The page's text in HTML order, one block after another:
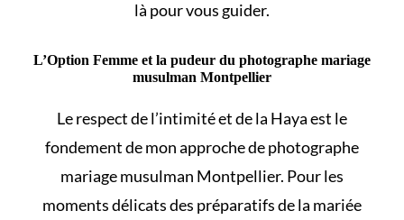
là pour vous guider.
L’Option Femme et la pudeur du photographe mariage
musulman Montpellier
Le respect de l’intimité et de la Haya est le
fondement de mon approche de photographe
mariage musulman Montpellier. Pour les
moments délicats des préparatifs de la mariée